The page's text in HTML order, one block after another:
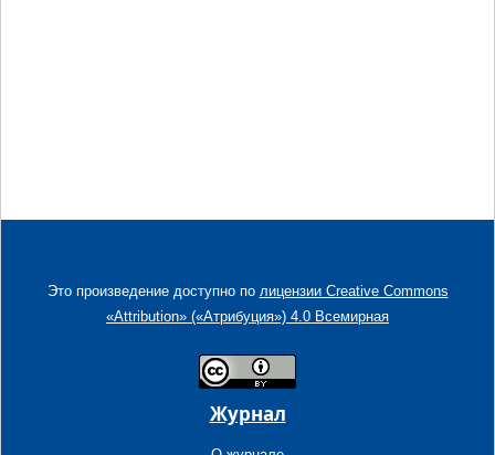
Это произведение доступно по лицензии Creative Commons
«Attribution» («Атрибуция») 4.0 Всемирная
Журнал